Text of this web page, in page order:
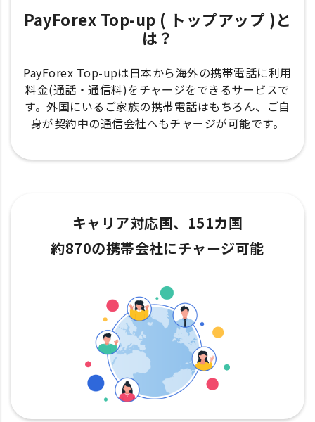
PayForex Top-up ( トップアップ )と
は？
PayForex Top-upは日本から海外の携帯電話に利用
料金(通話・通信料)をチャージをできるサービスで
す。外国にいるご家族の携帯電話はもちろん、ご自
身が契約中の通信会社へもチャージが可能です。
キャリア対応国、151カ国
約870の携帯会社にチャージ可能